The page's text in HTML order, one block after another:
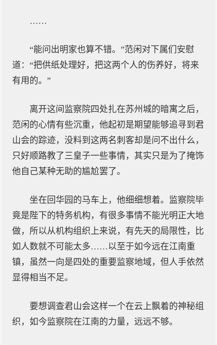
……
“能问出明家也算不错。”范闲对下属们安慰
道：“把供纸处理好，把这两个人的伤养好，将来
有用的。”
离开这间监察院四处扎在苏州城的暗寓之后，
范闲的心情有些沉重，他起初是期望能够追寻到君
山会的踪迹，没料到这两名刺客却是问不出什么，
只好顺路教了三皇子一些事情，其实只是为了掩饰
他自己某种无助的尴尬罢了。
坐在回华园的马车上，他细细想着。监察院毕
竟是陛下的特务机构，有很多事情不能光明正大地
做，所以从机构组织上来说，有先天的局限性，比
如人数就不可能太多……以至于如今远在江南重
镇，虽然一向是四处的重要监察地域，但人手依然
显得相当不足。
要想调查君山会这样一个在云上飘着的神秘组
织，如今监察院在江南的力量，远远不够。